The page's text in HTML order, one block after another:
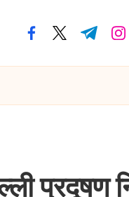
facebook.com
twitter.com
t.me